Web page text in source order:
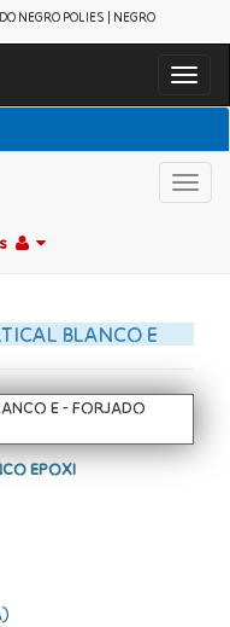
NEGRO POLIES | NEGRO
BLANCO E
EPOXI